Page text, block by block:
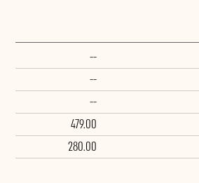
--
--
--
479.00
280.00